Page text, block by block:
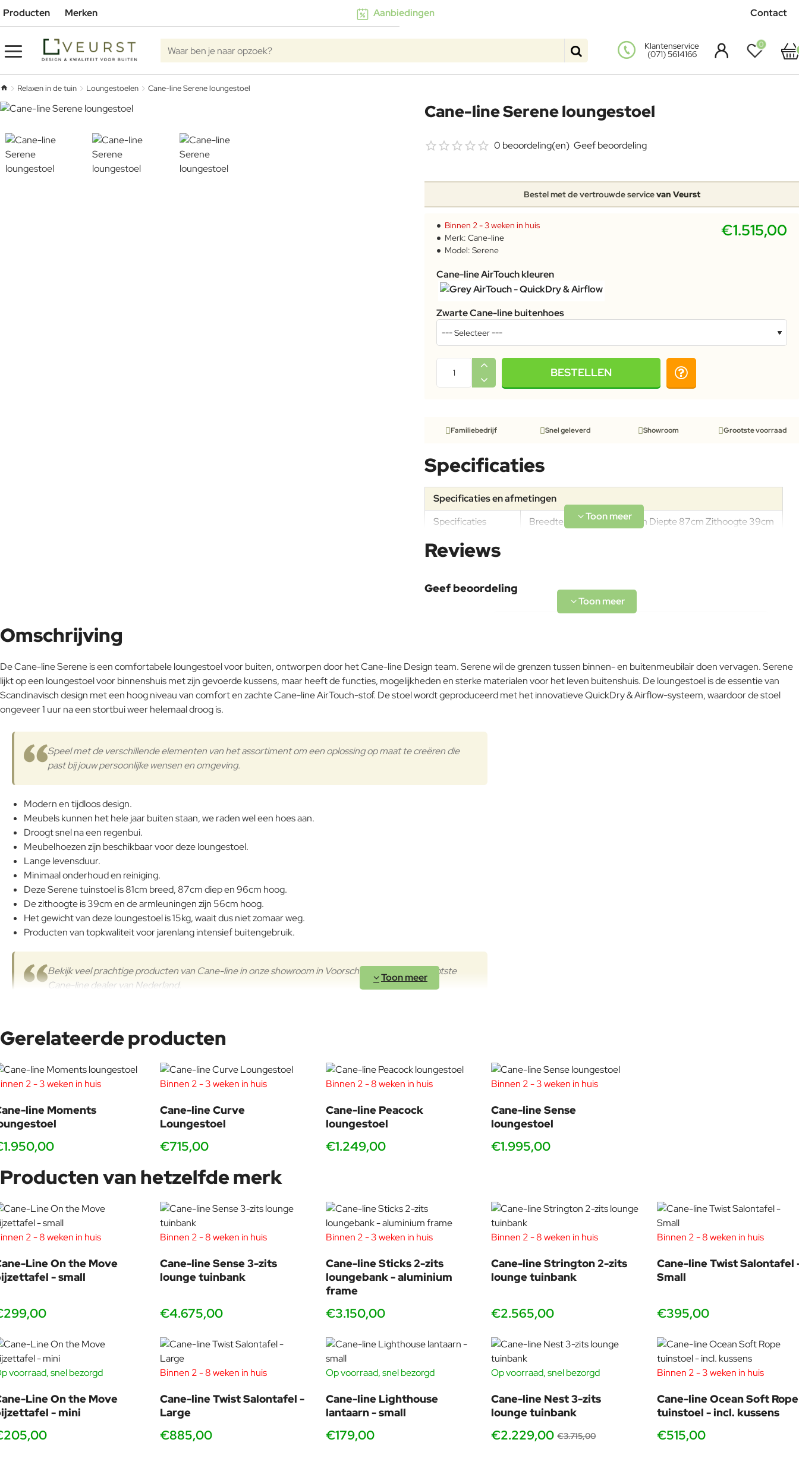
Producten Merken Aanbiedingen Contact
Waar ben je naar opzoek?
Klantenservice
(071) 5614166
0
Relaxen in de tuin Loungestoelen Cane-line Serene loungestoel
Cane-line Serene loungestoel
Bestel met de vertrouwde servicevan Veurst
0 beoordeling(en) Geef beoordeling
€1.515,00
Binnen 2 - 3 weken in huis
Merk: Cane-line
Model: Serene
Cane-line AirTouch kleuren
Zwarte Cane-line buitenhoes
BESTELLEN
Familiebedrijf Snel geleverd Showroom Grootste voorraad
Specificaties
Specificaties en afmetingen
Specificaties
Breedte 81cm Hoogte 96cm Diepte 87cm Zithoogte 39cm
Reviews
Geef beoordeling
Waardering:
Waardering:
Omschrijving
De Cane-line Serene is een comfortabele loungestoel voor buiten, ontworpen door het Cane-line Design team. Serene wil de grenzen tussen binnen- en buitenmeubilair doen vervagen. Serene
lijkt op een loungestoel voor binnenshuis met zijn gevoerde kussens, maar heeft de functies, mogelijkheden en sterke materialen voor het leven buitenshuis. De loungestoel is de essentie van
Scandinavisch design met een hoog niveau van comfort en zachte Cane-line AirTouch-stof. De stoel wordt geproduceerd met het innovatieve QuickDry & Airflow-systeem, waardoor de stoel
ongeveer 1 uur na een stortbui weer helemaal droog is.
Speel met de verschillende elementen van het assortiment om een oplossing op maat te creëren die
past bij jouw persoonlijke wensen en omgeving.
Modern en tijdloos design.
Meubels kunnen het hele jaar buiten staan, we raden wel een hoes aan.
Droogt snel na een regenbui.
Meubelhoezen zijn beschikbaar voor deze loungestoel.
Lange levensduur.
Minimaal onderhoud en reiniging.
Deze Serene tuinstoel is 81cm breed, 87cm diep en 96cm hoog.
De zithoogte is 39cm en de armleuningen zijn 56cm hoog.
Het gewicht van deze loungestoel is 15kg, waait dus niet zomaar weg.
Producten van topkwaliteit voor jarenlang intensief buitengebruik.
Bekijk veel prachtige producten van Cane-line in onze showroom in Voorschoten, wij zijn de grootste
Cane-line dealer van Nederland.
om even rond te kijken of voor vrijblijvend advies.
Gerelateerde producten
2 - 3 weken in huis
line Moments
Binnen 2 - 3 weken in huis
Cane-line Curve
Loungestoel
€715,00
Binnen 2 - 8 weken in huis
Cane-line Peacock
loungestoel
€1.249,00
Binnen 2 - 3 weken in huis
Cane-line Sense
loungestoel
€1.995,00
Producten van hetzelfde merk
2 - 8 weken in huis
Line On the Move
- small
Binnen 2 - 8 weken in huis
Cane-line Sense 3-zits
lounge tuinbank
€4.675,00
Binnen 2 - 3 weken in huis
Cane-line Sticks 2-zits
loungebank - aluminium
frame
€3.150,00
Binnen 2 - 8 weken in huis
Cane-line Strington 2-zits
lounge tuinbank
€2.565,00
Binnen 2 - 8 weken in huis
Cane-line Twist Salontafel
Small
€395,00
voorraad, snel bezorgd
Line On the Move
- mini
Binnen 2 - 8 weken in huis
Cane-line Twist Salontafel -
Large
€885,00
Op voorraad, snel bezorgd
Cane-line Lighthouse
lantaarn - small
€179,00
Op voorraad, snel bezorgd
Cane-line Nest 3-zits
lounge tuinbank
€2.229,00 €3.715,00
Binnen 2 - 3 weken in huis
Cane-line Ocean Soft Rope
tuinstoel - incl. kussens
€515,00